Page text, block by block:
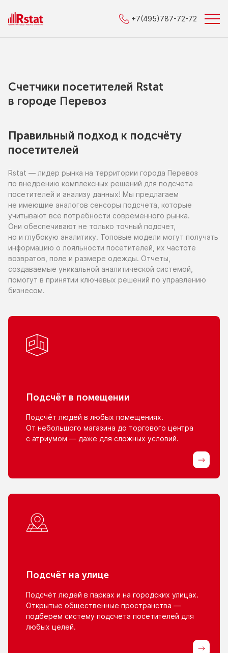
+7(495)787-72-72
Счетчики посетителей Rstat
в городe Перевоз
Правильный подход к подсчёту
посетителей
Rstat — лидер рынка на территории города Перевоз
по внедрению комплексных решений для подсчета
посетителей и анализу данных! Мы предлагаем
не имеющие аналогов сенсоры подсчета, которые
учитывают все потребности современного рынка.
Они обеспечивают не только точный подсчет,
но и глубокую аналитику. Топовые модели могут получать
информацию о лояльности посетителей, их частоте
возвратов, поле и размере одежды. Отчеты,
создаваемые уникальной аналитической системой,
помогут в принятии ключевых решений по управлению
бизнесом.
Подсчёт в помещении
Подсчёт людей в любых помещениях.
От небольшого магазина до торгового центра
с атриумом — даже для сложных условий.
Подсчёт на улице
Подсчёт людей в парках и на городских улицах.
Открытые общественные пространства —
подберем систему подсчета посетителей для
любых целей.